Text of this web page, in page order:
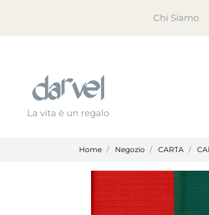
Chi Siamo
La vita è un regalo
Home Negozio CARTA